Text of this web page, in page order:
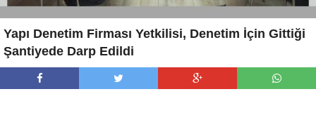
Yapı Denetim Firması Yetkilisi, Denetim İçin Gittiği
Şantiyede Darp Edildi